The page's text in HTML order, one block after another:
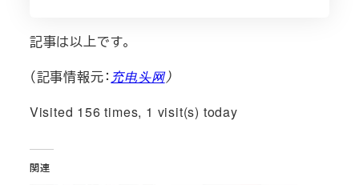
記事は以上です。
（記事情報元： 充电头网）
Visited 156 times, 1 visit(s) today
関連